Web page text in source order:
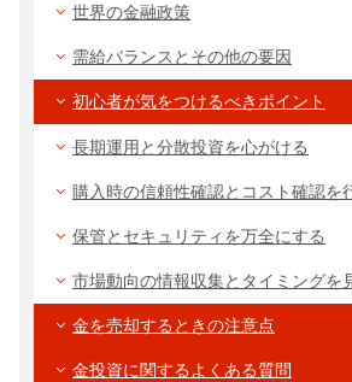
世界の金融政策
需給バランスとその他の要因
初心者が気をつけるべきポイント
長期運用と分散投資を心がける
購入時の信頼性確認とコスト確認を
保管とセキュリティを万全にする
市場動向の情報収集とタイミングを
金を売却するときの注意点
金投資に関するよくある質問